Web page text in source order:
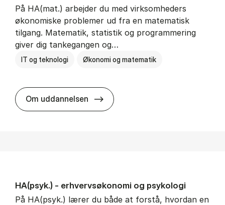
På HA(mat.) arbejder du med virksomheders
økonomiske problemer ud fra en matematisk
tilgang. Matematik, statistik og programmering
giver dig tankegangen og…
IT og teknologi Økonomi og matematik
Om uddannelsen HA(mat.) - erhvervs­økonomi og
HA(psyk.) - erhvervs­økonomi og psy­ko­lo­gi
På HA(psyk.) lærer du både at forstå, hvordan en